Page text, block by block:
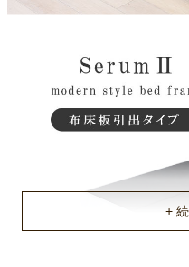
レスをご使用ください